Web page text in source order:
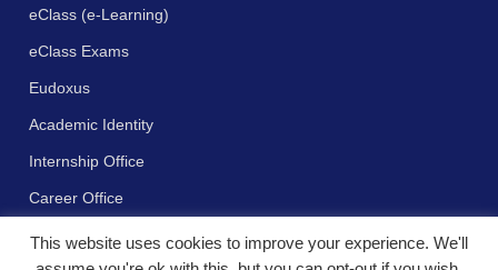
eClass (e-Learning)
eClass Exams
Eudoxus
Academic Identity
Internship Office
Career Office
This website uses cookies to improve your experience. We'll